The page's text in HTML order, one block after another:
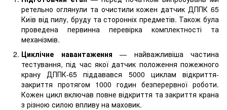
ретельно оглянули та очистили кожен датчик ДППК 65
Київ від пилу, бруду та сторонніх предметів. Також була
проведена первинна перевірка комплектності та
механізмів.
Циклічне навантаження — найважливіша частина
тестування, під час якої датчик положення пожежного
крану ДППК-65 піддавався 5000 циклам відкриття-
закриття протягом 1000 годин безперервної роботи.
Кожен цикл включав повне відкриття та закриття крана
з різною силою впливу на маховик.